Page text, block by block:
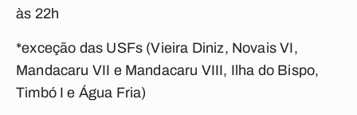
às 22h
*exceção das USFs (Vieira Diniz, Novais VI,
Mandacaru VII e Mandacaru VIII, Ilha do Bispo,
Timbó I e Água Fria)